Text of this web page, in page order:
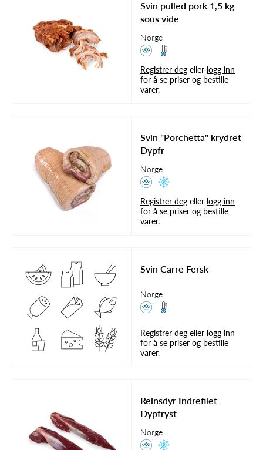
Svin pulled pork 1,5 kg
sous vide
Norge
Registrer deg eller logg inn
for å se priser og bestille
varer.
Svin "Porchetta" krydret
Dypfr
Norge
Registrer deg eller logg inn
for å se priser og bestille
varer.
Svin Carre Fersk
Norge
Registrer deg eller logg inn
for å se priser og bestille
varer.
Reinsdyr Indrefilet
Dypfryst
Norge